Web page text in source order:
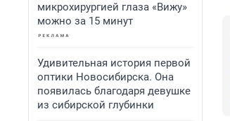
микрохирургией глаза «Вижу»
можно за 15 минут
Удивительная история первой
оптики Новосибирска. Она
появилась благодаря девушке
из сибирской глубинки